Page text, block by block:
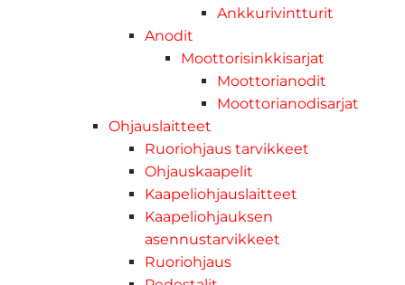
Ankkurivintturit
Anodit
Moottorisinkkisarjat
Moottorianodit
Moottorianodisarjat
Ohjauslaitteet
Ruoriohjaus tarvikkeet
Ohjauskaapelit
Kaapeliohjauslaitteet
Kaapeliohjauksen
asennustarvikkeet
Ruoriohjaus